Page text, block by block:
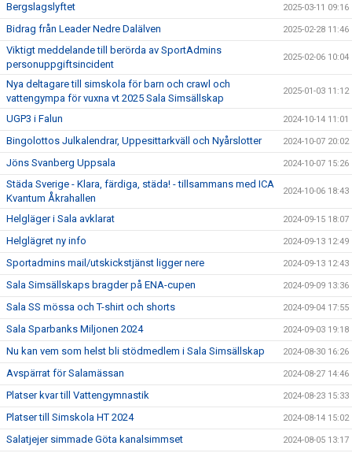
Bergslagslyftet 2025-03-11 09:16
Bidrag från Leader Nedre Dalälven 2025-02-28 11:46
Viktigt meddelande till berörda av SportAdmins
personuppgiftsincident
2025-02-06 10:04
Nya deltagare till simskola för barn och crawl och
vattengympa för vuxna vt 2025 Sala Simsällskap
2025-01-03 11:12
UGP3 i Falun 2024-10-14 11:01
Bingolottos Julkalendrar, Uppesittarkväll och Nyårslotter 2024-10-07 20:02
Jöns Svanberg Uppsala 2024-10-07 15:26
Städa Sverige - Klara, färdiga, städa! - tillsammans med ICA
Kvantum Åkrahallen
2024-10-06 18:43
Helgläger i Sala avklarat 2024-09-15 18:07
Helglägret ny info 2024-09-13 12:49
Sportadmins mail/utskickstjänst ligger nere 2024-09-13 12:43
Sala Simsällskaps bragder på ENA-cupen 2024-09-09 13:36
Sala SS mössa och T-shirt och shorts 2024-09-04 17:55
Sala Sparbanks Miljonen 2024 2024-09-03 19:18
Nu kan vem som helst bli stödmedlem i Sala Simsällskap 2024-08-30 16:26
Avspärrat för Salamässan 2024-08-27 14:46
Platser kvar till Vattengymnastik 2024-08-23 15:33
Platser till Simskola HT 2024 2024-08-14 15:02
Salatjejer simmade Göta kanalsimmset 2024-08-05 13:17